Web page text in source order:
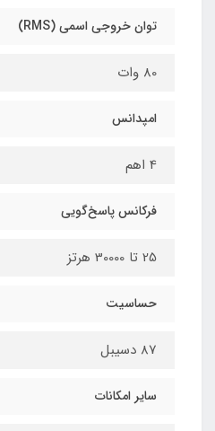
توان خروجی اسمی (RMS)
80 وات
امپدانس
4 اهم
فرکانس پاسخ‌گویی
25 تا 30000 هرتز
حساسیت
87 دسیبل
سایر امکانات